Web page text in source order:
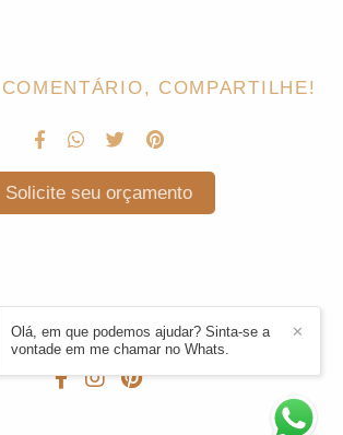
COMPARTILHE!
Solicite seu orçamento
CARDONI/CONTATO ✕
Olá, em que podemos ajudar? Sinta-se a
vontade em me chamar no Whats.